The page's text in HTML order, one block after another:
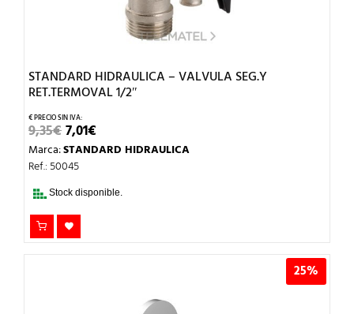
STANDARD HIDRAULICA – VALVULA SEG.Y
RET.TERMOVAL 1/2″
9,35€EL
PRECIO
ORIGINAL
ERA:
7,01€PRECIO
ACTUAL
Marca:STANDARD HIDRAULICA
Ref.: 50045
Stock disponible.
25%